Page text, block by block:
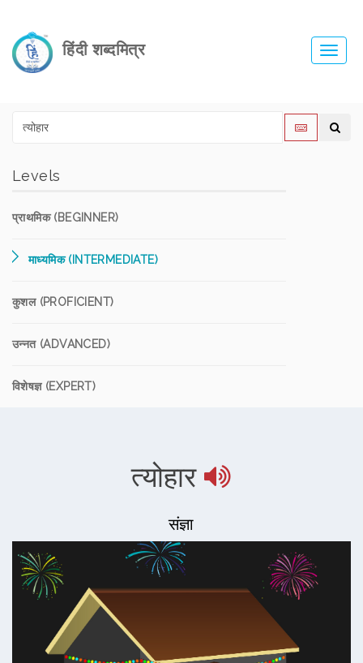
हिंदी शब्दमित्र
Levels
प्राथमिक (BEGINNER)
माध्यमिक (INTERMEDIATE)
कुशल (PROFICIENT)
उन्नत (ADVANCED)
विशेषज्ञ (EXPERT)
त्योहार
संज्ञा